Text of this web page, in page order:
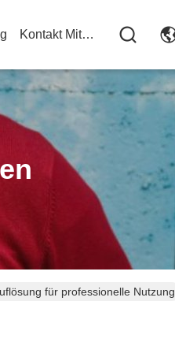
Kontakt Mit Uns
für professionelle Nutzung